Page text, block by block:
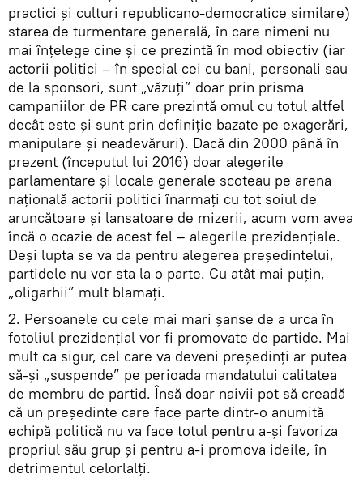
practici şi culturi republicano-democratice similare)
starea de turmentare generală, în care nimeni nu
mai înţelege cine şi ce prezintă în mod obiectiv (iar
actorii politici – în special cei cu bani, personali sau
de la sponsori, sunt „văzuţi” doar prin prisma
campaniilor de PR care prezintă omul cu totul altfel
decât este şi sunt prin definiţie bazate pe exagerări,
manipulare şi neadevăruri). Dacă din 2000 până în
prezent (începutul lui 2016) doar alegerile
parlamentare şi locale generale scoteau pe arena
naţională actorii politici înarmaţi cu tot soiul de
aruncătoare şi lansatoare de mizerii, acum vom avea
încă o ocazie de acest fel – alegerile prezidenţiale.
Deşi lupta se va da pentru alegerea preşedintelui,
partidele nu vor sta la o parte. Cu atât mai puţin,
„oligarhii” mult blamaţi.
2. Persoanele cu cele mai mari şanse de a urca în
fotoliul prezidenţial vor fi promovate de partide. Mai
mult ca sigur, cel care va deveni preşedinţi ar putea
să-şi „suspende” pe perioada mandatului calitatea
de membru de partid. Însă doar naivii pot să creadă
că un preşedinte care face parte dintr-o anumită
echipă politică nu va face totul pentru a-şi favoriza
propriul său grup şi pentru a-i promova ideile, în
detrimentul celorlalţi.